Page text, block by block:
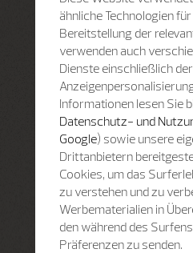
ähnliche Technologien
Bereitstellung der
verwenden auch
Dienste einschließlich der
Informationen lesen Sie
Datenschutz- und
Google) sowie unsere
Drittanbietern
Cookies, um das
zu verstehen und zu
Werbematerialien in
den während des
Präferenzen zu senden.